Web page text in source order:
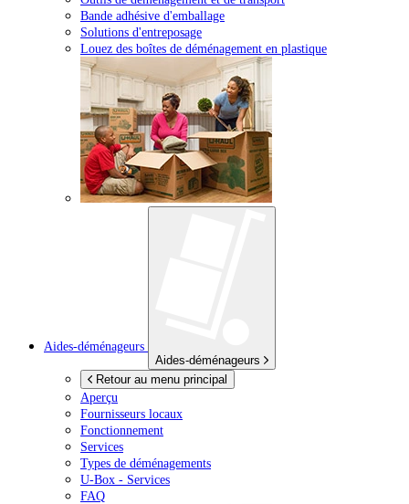
Bande adhésive d'emballage
Solutions d'entreposage
Louez des boîtes de déménagement en plastique
Aides-déménageurs
Aides-déménageurs
Retour au menu principal
Aperçu
Fournisseurs locaux
Fonctionnement
Services
Types de déménagements
U-Box - Services
FAQ